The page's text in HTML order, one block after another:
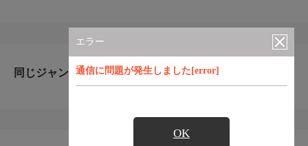
エラー
通信に問題が発生しました[error]
OK
同じジャンルのおすすめ番組